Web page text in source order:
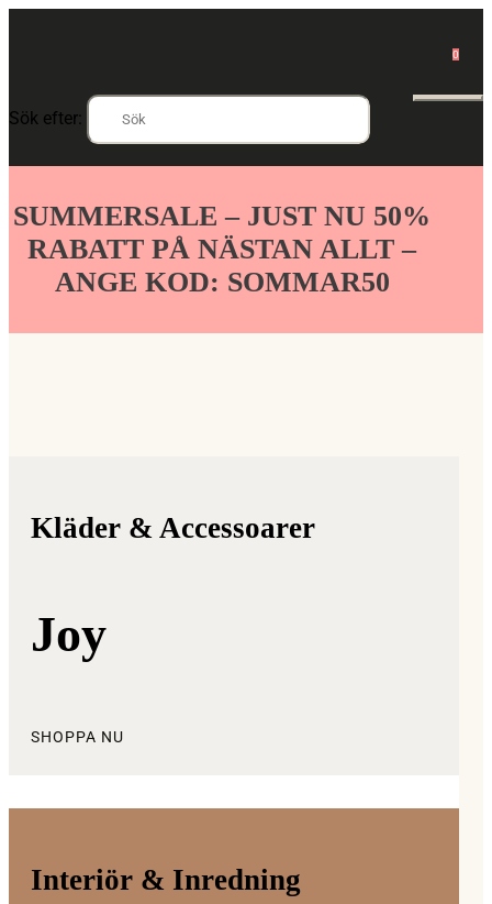
Sök efter:
0
SUMMERSALE – JUST NU 50%
RABATT PÅ NÄSTAN ALLT –
ANGE KOD: SOMMAR50
Kläder & Accessoarer
Joy
SHOPPA NU
Interiör & Inredning